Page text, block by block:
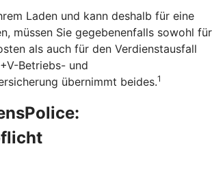
Laden und kann deshalb für eine
müssen Sie gegebenenfalls sowohl für
als auch für den Verdienstausfall
Betriebs- und
übernimmt beides.1